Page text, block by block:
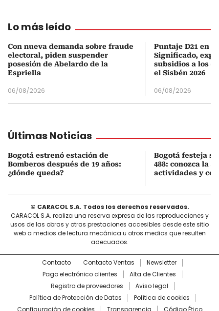
Lo más leído
Con nueva demanda sobre fraude
electoral, piden suspender
posesión de Abelardo de la
Espriella
06/08/2026
Puntaje D21 en
Significado,
subsidios a los
el Sisbén 2026
06/08/2026
Últimas Noticias
Bogotá estrenó estación de
Bomberos después de 19 años:
¿dónde queda?
Bogotá festeja
488: conozca la
actividades y
© CARACOL S.A. Todos los derechos reservados.
CARACOL S.A. realiza una reserva expresa de las reproducciones y
usos de las obras y otras prestaciones accesibles desde este sitio
web a medios de lectura mecánica u otros medios que resulten
adecuados.
Contacto Contacto Ventas
Newsletter
Pago electrónico clientes
Alta de Clientes
Registro de proveedores
Aviso legal
Política de Protección de Datos
Política de cookies
Configuración de cookies
Transparencia Código Ético